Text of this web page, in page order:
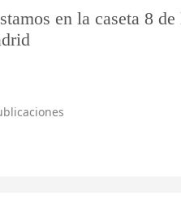
en la caseta 8